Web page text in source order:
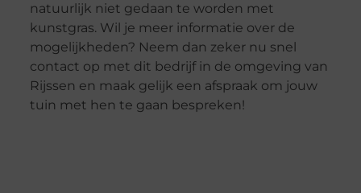
natuurlijk niet gedaan te worden met
kunstgras. Wil je meer informatie over de
mogelijkheden? Neem dan zeker nu snel
contact op met dit bedrijf in de omgeving van
Rijssen en maak gelijk een afspraak om jouw
tuin met hen te gaan bespreken!